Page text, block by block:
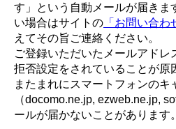
す」という自動メールが届きま
い場合はサイトの 「お問い合わ
えてその旨ご連絡ください。
ご登録いただいたメールアドレ
拒否設定をされていることが原
またまれにスマートフォンのキ
（docomo.ne.jp, ezweb.ne.jp,
ールが届かないことがあります。